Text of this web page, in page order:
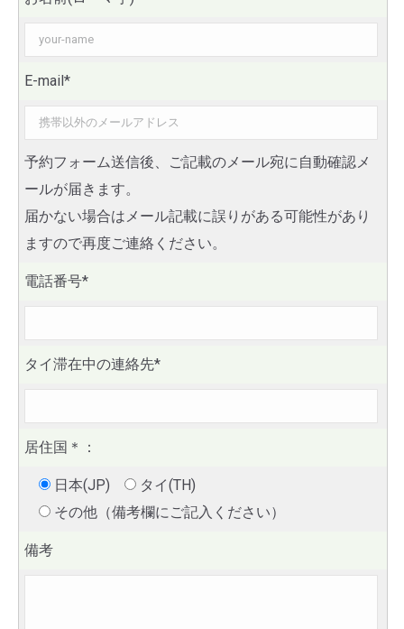
E-mail*
予約フォーム送信後、ご記載のメール宛に自動確認メ
ールが届きます。
届かない場合はメール記載に誤りがある可能性があり
ますので再度ご連絡ください。
電話番号*
タイ滞在中の連絡先*
居住国 ＊ ：
日本(JP)
タイ(TH)
その他（備考欄にご記入ください）
備考